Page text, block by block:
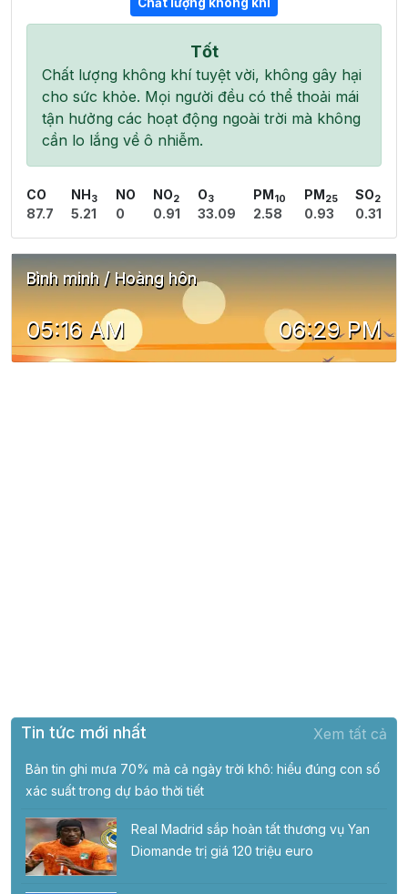
Chất lượng không khí
Tốt
Chất lượng không khí tuyệt vời, không gây hại
cho sức khỏe. Mọi người đều có thể thoải mái
tận hưởng các hoạt động ngoài trời mà không
cần lo lắng về ô nhiễm.
CO
87.7
NH 3
5.21
NO
0
NO2
0.91
O3
33.09
PM 10
2.58
PM 25
0.93
SO2
0.31
Bình minh / Hoàng hôn
05:16 AM 06:29 PM
Tin tức mới nhất Xem tất cả
Bản tin ghi mưa 70% mà cả ngày trời khô: hiểu đúng con số
xác suất trong dự báo thời tiết
Real Madrid sắp hoàn tất thương vụ Yan
Diomande trị giá 120 triệu euro